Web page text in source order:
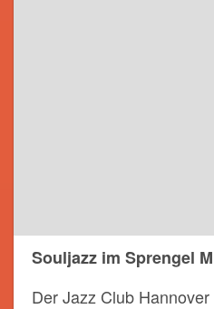
Souljazz im Sprengel
Der Jazz Club